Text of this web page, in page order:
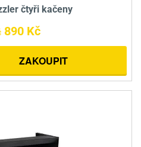
čtyři kačeny
890 Kč
ZAKOUPIT